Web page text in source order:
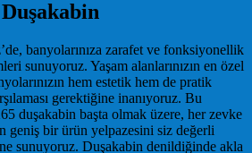
banyolarınıza zarafet ve fonksiyonellik
sunuyoruz. Yaşam alanlarınızın en özel
hem estetik hem de pratik
gerektiğine inanıyoruz. Bu
duşakabin başta olmak üzere, her zevke
geniş bir ürün yelpazesini siz değerli
sunuyoruz. Duşakabin denildiğinde akla